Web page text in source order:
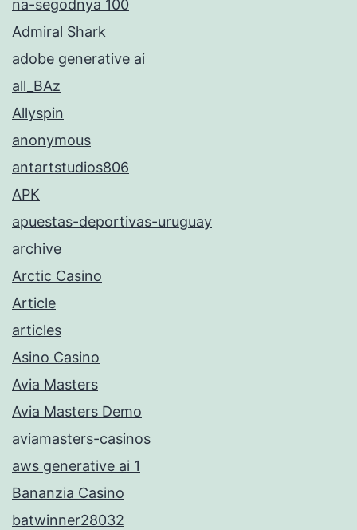
na-segodnya 100
Admiral Shark
adobe generative ai
all_BAz
Allyspin
anonymous
antartstudios806
APK
apuestas-deportivas-uruguay
archive
Arctic Casino
Article
articles
Asino Casino
Avia Masters
Avia Masters Demo
aviamasters-casinos
aws generative ai 1
Bananzia Casino
batwinner28032